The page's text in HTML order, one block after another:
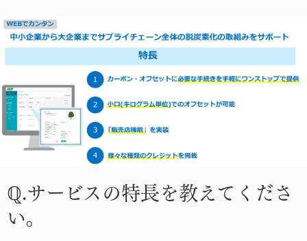
ℚ.サービスの特長を教えてくださ
い。